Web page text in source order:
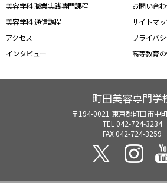
美容学科 職業実践専門課程
美容学科 通信課程
アクセス
インタビュー
お問い合
サイトマ
プライバ
高等教育
町田美容専門学
〒194-0021 東京都町田市中
TEL 042-724-3234
FAX 042-724-3259